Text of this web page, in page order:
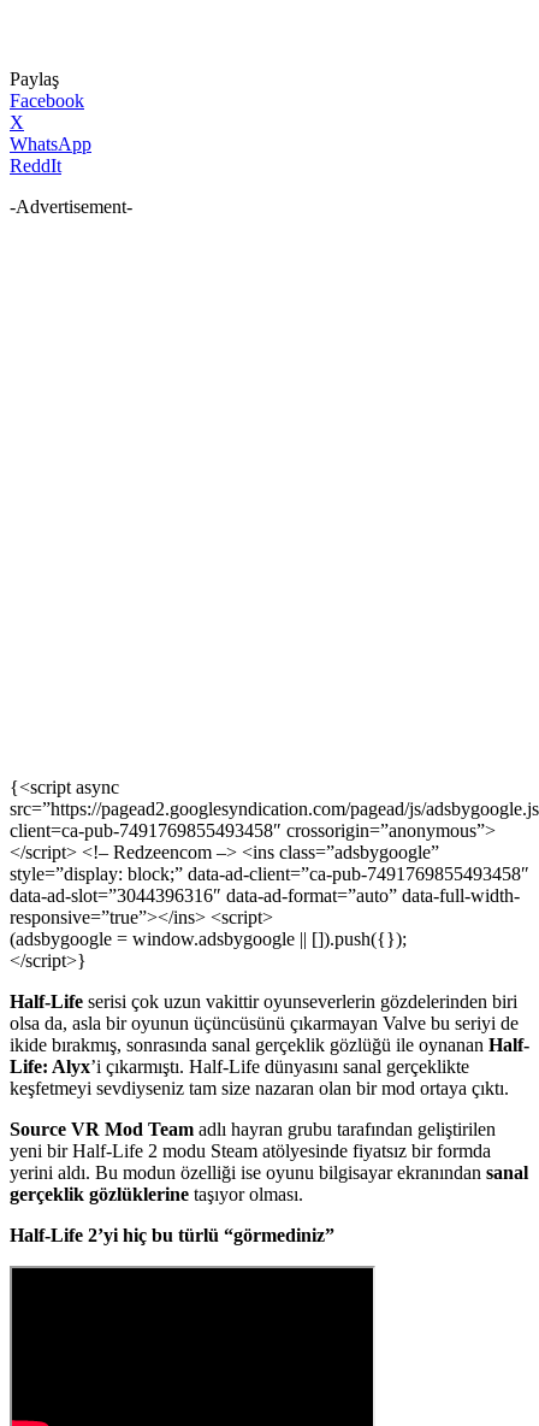
Paylaş
Facebook
X
WhatsApp
ReddIt
-Advertisement-
{<script async
src=”https://pagead2.googlesyndication.com/pagead/js/
client=ca-pub-7491769855493458″ crossorigin=”anonymous”>
</script> <!– Redzeencom –> <ins class=”adsbygoogle”
style=”display: block;” data-ad-client=”ca-pub-7491769855493458″
data-ad-slot=”3044396316″ data-ad-format=”auto” data-full-width-
responsive=”true”></ins> <script>
(adsbygoogle = window.adsbygoogle || []).push({});
</script>}
Half-Life serisi çok uzun vakittir oyunseverlerin gözdelerinden biri
olsa da, asla bir oyunun üçüncüsünü çıkarmayan Valve bu seriyi de
ikide bırakmış, sonrasında sanal gerçeklik gözlüğü ile oynanan Half-
Life: Alyx’i çıkarmıştı. Half-Life dünyasını sanal gerçeklikte
keşfetmeyi sevdiyseniz tam size nazaran olan bir mod ortaya çıktı.
Source VR Mod Team adlı hayran grubu tarafından geliştirilen
yeni bir Half-Life 2 modu Steam atölyesinde fiyatsız bir formda
yerini aldı. Bu modun özelliği ise oyunu bilgisayar ekranından sanal
gerçeklik gözlüklerine taşıyor olması.
Half-Life 2’yi hiç bu türlü “görmediniz”